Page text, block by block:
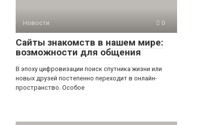
Новости 0
Сайты знакомств в нашем мире:
возможности для общения
В эпоху цифровизации поиск спутника жизни или
новых друзей постепенно переходит в онлайн-
пространство. Особое